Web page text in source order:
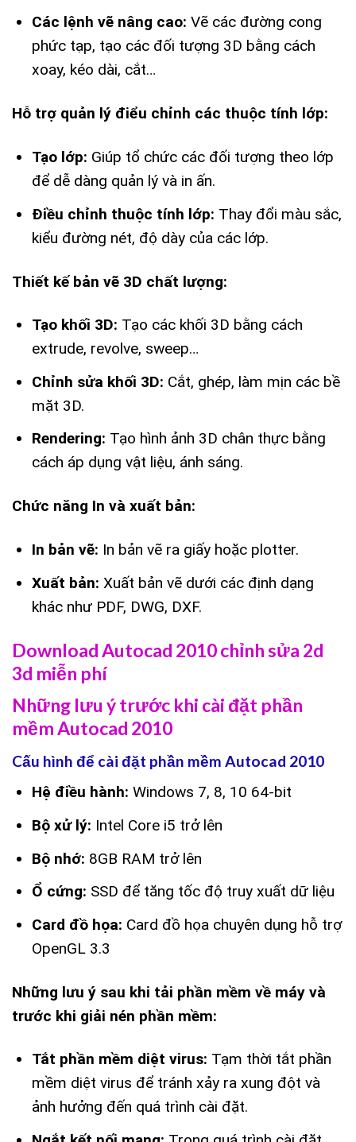
Các lệnh vẽ nâng cao: Vẽ các đường cong
phức tạp, tạo các đối tượng 3D bằng cách
xoay, kéo dài, cắt…
Hỗ trợ quản lý điểu chỉnh các thuộc tính lớp:
Tạo lớp: Giúp tổ chức các đối tượng theo lớp
để dễ dàng quản lý và in ấn.
Điều chỉnh thuộc tính lớp: Thay đổi màu sắc,
kiểu đường nét, độ dày của các lớp.
Thiết kế bản vẽ 3D chất lượng:
Tạo khối 3D: Tạo các khối 3D bằng cách
extrude, revolve, sweep…
Chỉnh sửa khối 3D: Cắt, ghép, làm mịn các bề
mặt 3D.
Rendering: Tạo hình ảnh 3D chân thực bằng
cách áp dụng vật liệu, ánh sáng.
Chức năng In và xuất bản:
In bản vẽ: In bản vẽ ra giấy hoặc plotter.
Xuất bản: Xuất bản vẽ dưới các định dạng
khác như PDF, DWG, DXF.
Download Autocad 2010 chỉnh sửa 2d
3d miễn phí
Những lưu ý trước khi cài đặt phần
mềm Autocad 2010
Cấu hình để cài đặt phần mềm Autocad 2010
Hệ điều hành: Windows 7, 8, 10 64-bit
Bộ xử lý: Intel Core i5 trở lên
Bộ nhớ: 8GB RAM trở lên
Ổ cứng: SSD để tăng tốc độ truy xuất dữ liệu
Card đồ họa: Card đồ họa chuyên dụng hỗ trợ
OpenGL 3.3
Những lưu ý sau khi tải phần mềm về máy và
trước khi giải nén phần mềm:
Tắt phần mềm diệt virus: Tạm thời tắt phần
mềm diệt virus để tránh xảy ra xung đột và
ảnh hưởng đến quá trình cài đặt.